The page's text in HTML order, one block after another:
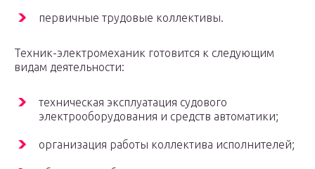
первичные трудовые коллективы.
Техник-электромеханик готовится к следующим
видам деятельности:
техническая эксплуатация судового
электрооборудования и средств автоматики;
организация работы коллектива исполнителей;